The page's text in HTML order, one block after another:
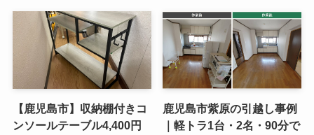
【鹿児島市】収納棚付きコ
ンソールテーブル4,400円
鹿児島市紫原の引越し事例
｜軽トラ1台・2名・90分で